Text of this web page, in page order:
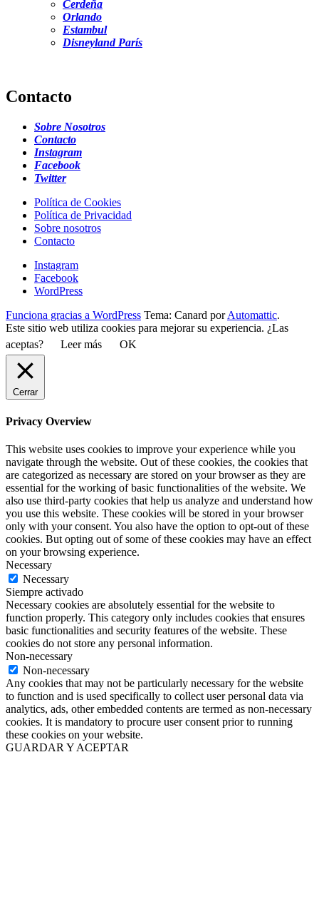
Cerdeña
Orlando
Estambul
Disneyland París
Contacto
Sobre Nosotros
Contacto
Instagram
Facebook
Twitter
Política de Cookies
Política de Privacidad
Sobre nosotros
Contacto
Instagram
Facebook
WordPress
Funciona gracias a WordPress Tema: Canard porAutomattic.
Este sitio web utiliza cookies para mejorar su experiencia. ¿Las
aceptas?
Leer más OK
Cerrar
Privacy Overview
This website uses cookies to improve your experience while you
navigate through the website. Out of these cookies, the cookies that
are categorized as necessary are stored on your browser as they are
essential for the working of basic functionalities of the website. We
also use third-party cookies that help us analyze and understand how
you use this website. These cookies will be stored in your browser
only with your consent. You also have the option to opt-out of these
cookies. But opting out of some of these cookies may have an effect
on your browsing experience.
Necessary
Necessary
Siempre activado
Necessary cookies are absolutely essential for the website to
function properly. This category only includes cookies that ensures
basic functionalities and security features of the website. These
cookies do not store any personal information.
Non-necessary
Non-necessary
Any cookies that may not be particularly necessary for the website
to function and is used specifically to collect user personal data via
analytics, ads, other embedded contents are termed as non-necessary
cookies. It is mandatory to procure user consent prior to running
these cookies on your website.
GUARDAR Y ACEPTAR